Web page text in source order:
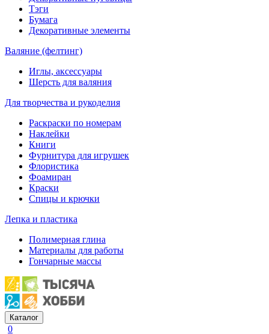
Тэги
Бумага
Декоративные элементы
Валяние (фелтинг)
Иглы, аксессуары
Шерсть для валяния
Для творчества и рукоделия
Раскраски по номерам
Наклейки
Книги
Фурнитура для игрушек
Флористика
Фоамиран
Краски
Спицы и крючки
Лепка и пластика
Полимерная глина
Материалы для работы
Гончарные массы
Каталог
0